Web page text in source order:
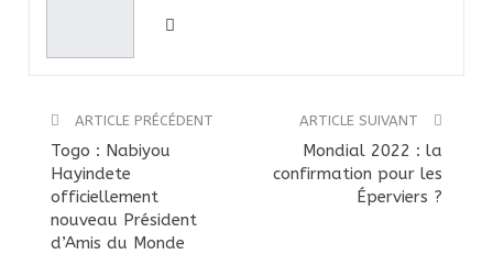
ARTICLE PRÉCÉDENT
Togo : Nabiyou
Hayindete
officiellement
nouveau Président
d’Amis du Monde
ARTICLE SUIVANT
Mondial 2022 : la
confirmation pour les
Éperviers ?